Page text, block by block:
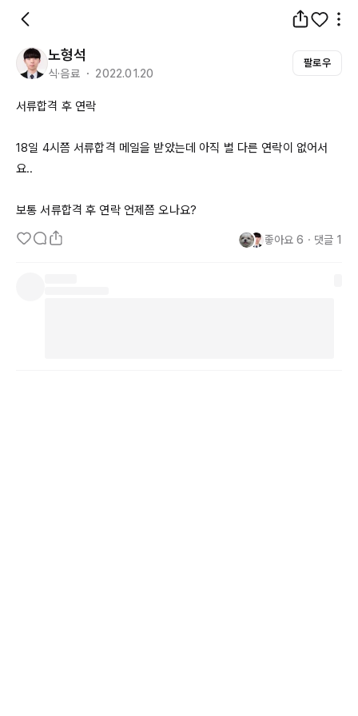
노형석
식·음료 ・ 2022.01.20
팔로우
서류합격 후 연락
18일 4시쯤 서류합격 메일을 받았는데 아직 별 다른 연락이 없어서
요..
보통 서류합격 후 연락 언제쯤 오나요?
좋아요 6 ・ 댓글 1